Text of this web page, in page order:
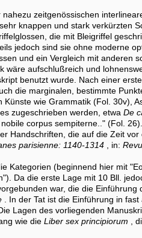
zeitgenössischen
knappen und stark verkürzten
die mit Bleigriffel
jedoch sind sie ohne moderne
und ein Vergleich mit anderen
wäre aufschlußreich und
benutzt wurde. Nach einer
die marginalen, bestimmte
wie Grammatik (Fol. 30v),
zugeschrieben werden, etwa De
corpus sempiterne.." (Fol. 26).
Handschriften, die auf die Zeit
parisienne: 1140-1314, in:
Kategorien (beginnend hier mit
Da die erste Lage mit 10 Bll.
war, die die Einführung
. In der Tat ist die Einführung in fast
Lagen des vorliegenden
wie die Liber sex principiorum ,